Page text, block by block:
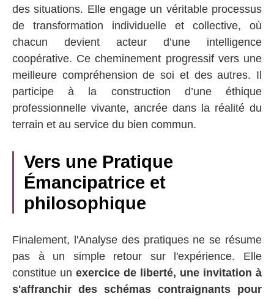
des situations. Elle engage un véritable processus
de transformation individuelle et collective, où
chacun devient acteur d’une intelligence
coopérative. Ce cheminement progressif vers une
meilleure compréhension de soi et des autres. Il
participe à la construction d’une éthique
professionnelle vivante, ancrée dans la réalité du
terrain et au service du bien commun.
Vers une Pratique
Émancipatrice et
philosophique
Finalement, l'Analyse des pratiques ne se résume
pas à un simple retour sur l'expérience. Elle
constitue un exercice de liberté, une invitation à
s'affranchir des schémas contraignants pour